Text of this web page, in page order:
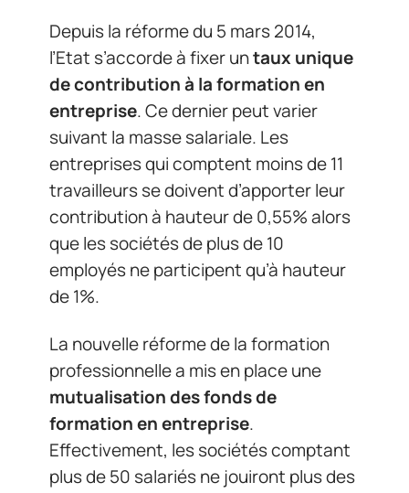
Depuis la réforme du 5 mars 2014,
l’Etat s’accorde à fixer untaux unique
de contribution à la formation en
entreprise. Ce dernier peut varier
suivant la masse salariale. Les
entreprises qui comptent moins de 11
travailleurs se doivent d’apporter leur
contribution à hauteur de 0,55% alors
que les sociétés de plus de 10
employés ne participent qu’à hauteur
de 1%.
La nouvelle réforme de la formation
professionnelle a mis en place une
mutualisation des fonds de
formation en entreprise.
Effectivement, les sociétés comptant
plus de 50 salariés ne jouiront plus des